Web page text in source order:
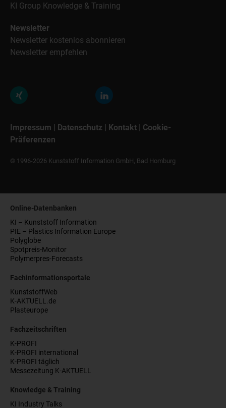
KI Group Knowledge & Training
Newsletter
Newsletter kostenlos abonnieren
Newsletter empfehlen
Impressum | Datenschutz | Kontakt | Cookie-
Präferenzen
© 1996-2026 Kunststoff Information GmbH, Bad Homburg
Online-Datenbanken
KI – Kunststoff Information
PIE – Plastics Information Europe
Polyglobe
Spotpreis-Monitor
Polymerpres-Forecasts
Fachinformationsportale
KunststoffWeb
K-AKTUELL.de
Plasteurope
Fachzeitschriften
K-PROFI
K-PROFI international
K-PROFI täglich
Messezeitung K-AKTUELL
Knowledge & Training
KI Industry Talks